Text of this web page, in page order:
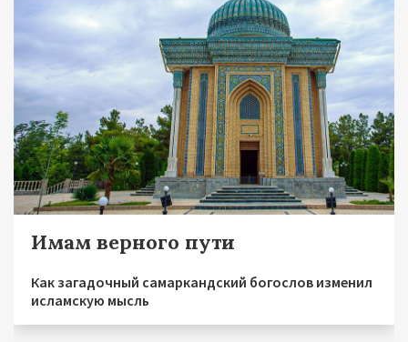
Имам верного пути
Как загадочный самаркандский богослов изменил
исламскую мысль